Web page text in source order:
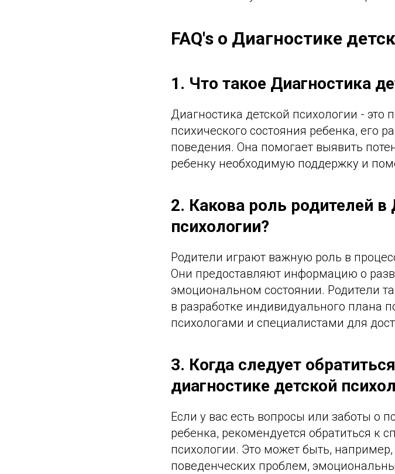
FAQ's о Диагностике
1. Что такое Диагностика
Диагностика детской психологии -
психического состояния ребенка, его
поведения. Она помогает выявить
ребенку необходимую поддержку и
2. Какова роль родителей в
психологии?
Родители играют важную роль в
Они предоставляют информацию о
эмоциональном состоянии. Родители
в разработке индивидуального плана
психологами и специалистами для
3. Когда следует
диагностике детской
Если у вас есть вопросы или заботы о
ребенка, рекомендуется обратиться к
психологии. Это может быть,
поведенческих проблем,